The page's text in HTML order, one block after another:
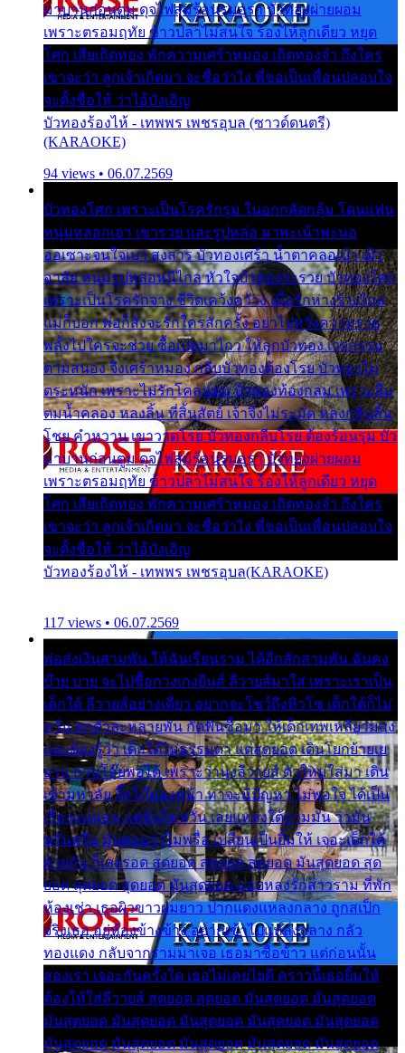
มาบานก่อนตูม ดุจไฟสุมร้อนรุมอุรา บัวทองผ่ายผอม
เพราะตรอมฤทัย ข้าวปลาไม่สนใจ ร้องไห้ลูกเดียว หยุด
โศก เสียเถิดทอง พักความเศร้าหมอง เถิดทองจ๋า ถึงใคร
เขาจะว่า ลูกเจ้าเกิดมา จะชื่อว่าไง พี่ขอเป็นเพื่อนปลอบใจ
จะตั้งชื่อให้ ว่าไอ้บังเอิญ
บัวทองร้องไห้ - เทพพร เพชรอุบล (ซาวด์ดนตรี)
(KARAOKE)
94 views • 06.07.2569
บัวทองโศก เพราะเป็นโรครักรุม ในอกกลัดกลุ้ม โดนแฟน
หนุ่มหลอกเอา เขารวย และรูปหล่อ มาพะเน้าพะนอ
ออเซาะจนใจเบา สงสาร บัวทองเศร้า น้ำตาคลอเบ้า เฝ้า
อาลัย หนุ่มรูปหล่อหนีไกล หัวใจบัวทองระรวย บัวทองโศก
เพราะเป็นโรครักจาง ชีวิตเคว้งคว้าง เมื่อรักห่างร้างไกล
แม่ก็บอก พ่อก็สั่งจะรักใครสักครั้ง อย่าไปหวังความรวย
พลั้งไปใครจะช่วย ซื้อเปลมาไกว ให้ลูกบัวทอง เวรกรรม
ตามสนอง จึงเศร้าหมอง กลีบบัวทองต้องโรย บัวทองไม่
ตระหนัก เพราะไม่รักโคลนตม บัวทองท้องกลม เพราะลืม
ตมน้ำคลอง หลงลิ้น ที่สิ้นสัตย์ เจ้าจึงไม่ระมัด หลงกลิ่นลิ้น
โชย คำหวาน เขาวาดโรย บัวทองกลีบโรย ต้องร้อนรุม บัว
มาบานก่อนตูม ดุจไฟสุมร้อนรุมอุรา บัวทองผ่ายผอม
เพราะตรอมฤทัย ข้าวปลาไม่สนใจ ร้องไห้ลูกเดียว หยุด
โศก เสียเถิดทอง พักความเศร้าหมอง เถิดทองจ๋า ถึงใคร
เขาจะว่า ลูกเจ้าเกิดมา จะชื่อว่าไง พี่ขอเป็นเพื่อนปลอบใจ
จะตั้งชื่อให้ ว่าไอ้บังเอิญ
บัวทองร้องไห้ - เทพพร เพชรอุบล(KARAOKE)
117 views • 06.07.2569
พ่อส่งเงินสามพัน ให้ฉันเรียนราม ได้อีกสักสามพัน ฉันคง
บ๊าย บาย จะไปซื้อกางเกงยีนส์ ลีวายส์มาใส่ เพราะเราเป็น
เด็กใต้ ลีวายส์อย่างเดียว อยากจะโชว์ถึงหิวโซ เด็กใต้ก็ไม่
หวั่น ตกตัวละหลายพัน กัดฟันซื้อมา ให้เด็กเทพเหลียวมอง
และต้องรู้ว่า เด็กใต้ไม่ธรรมดา แต่สุดยอด เดินโยกย้ายเย
ยวน กวนโอ๊ยพอได้ เพราะว่านุ่งลีวายส์ ตัวใหม่ใส่มา เดิน
เข้ามหาลัย จิ๊กโก๊มองหน้า ท่าจะมีปัญหา ไม่พอใจ ได้เป็น
เรื่องแน่นอน แต่ฉันไม่หวั่น เลยแหลงใต้ถามมัน ว่ามัน
พรั่นพรือ มันตอบว่าไม่พรื่อ เปลี่ยนเป็นยิ้มให้ เจอะเด็กใต้
ด้วยกัน ก็เลยรอด สุดยอด สุดยอด สุดยอด มันสุดยอด สุด
ยอด สุดยอด สุดยอด มันสุดยอด แอบหลงรักสาวราม ที่พัก
ห้องเช่า เธอผิวขาวผมยาว ปากแดงแหลงกลาง ถูกสเป็ก
จริงเธอ อยู่ห้องข้างข้าง อยากเข้าไปแหลงกลาง กลัว
ทองแดง กลับจากรามมาเจอ เธอมาซื้อข้าว แต่ก่อนนั้น
สองเรา เจอะกันครั้งใด เธอไม่เคยไยดี คราวนี้เธอยิ้มให้
ต้องให้ใส่ลีวายส์ สุดยอด สุดยอด มันสุดยอด มันสุดยอด
มันสุดยอด มันสุดยอด มันสุดยอด มันสุดยอด มันสุดยอด
มันสุดยอด มันสุดยอด มันสุดยอด มันสุดยอด มันสุดยอด